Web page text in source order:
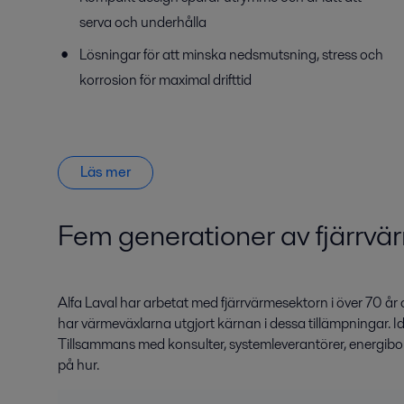
serva och underhålla
Lösningar för att minska nedsmutsning, stress och
korrosion för maximal drifttid
Läs mer
Fem generationer av
Alfa Laval har arbetat med fjärrvärmesektorn i över 70
har värmeväxlarna utgjort kärnan i dessa tillämpningar.
Tillsammans med konsulter, systemleverantörer,
på hur.